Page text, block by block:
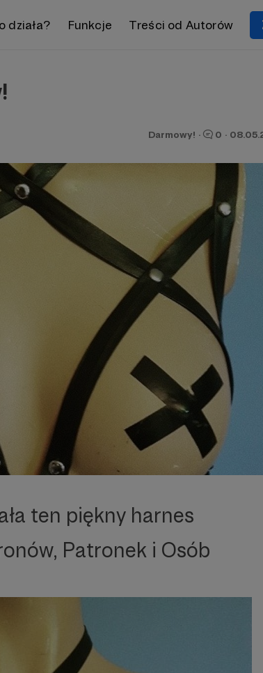
działa? Funkcje Treści od Autorów
Darmowy! · 0 ·
ten piękny harnes
Patronek i Osób